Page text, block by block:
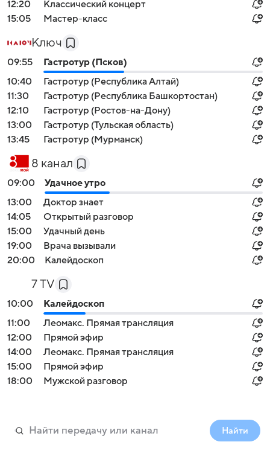
12:20
Классический концерт
15:05
Мастер-класc
Ключ
09:55
Гастротур (Псков)
10:40
Гастротур (Республика Алтай)
11:30
Гастротур (Республика Башкортостан)
12:10
Гастротур (Ростов-на-Дону)
13:00
Гастротур (Тульская область)
13:45
Гастротур (Мурманск)
8 канал
09:00
Удачное утро
13:00
Доктор знает
14:05
Открытый разговор
15:00
Удачный день
19:00
Врача вызывали
20:00
Калейдоскоп
7 TV
10:00
Калейдоскоп
11:00
Леомакс. Прямая трансляция
12:00
Прямой эфир
14:00
Леомакс. Прямая трансляция
15:00
Прямой эфир
18:00
Мужской разговор
Найти